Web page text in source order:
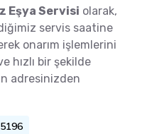
Eşya Servisi olarak,
servis saatine
onarım işlemlerini
hızlı bir şekilde
adresinizden